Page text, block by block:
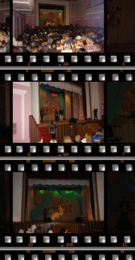
2 → 2A 3
6 KODAK → 6A 7
6 → 6A 7
10 KODAK → 10A 11
10 → 10A 11
14 KODAK → 14A 15